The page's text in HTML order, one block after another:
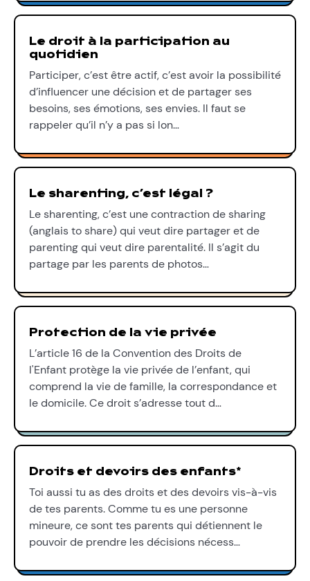
Le droit à la participation au
quotidien
Participer, c’est être actif, c’est avoir la possibilité
d’influencer une décision et de partager ses
besoins, ses émotions, ses envies. Il faut se
rappeler qu’il n’y a pas si lon…
Le sharenting, c’est légal ?
Le sharenting, c’est une contraction de sharing
(anglais to share) qui veut dire partager et de
parenting qui veut dire parentalité. Il s’agit du
partage par les parents de photos…
Protection de la vie privée
L’article 16 de la Convention des Droits de
l'Enfant protège la vie privée de l’enfant, qui
comprend la vie de famille, la correspondance et
le domicile. Ce droit s’adresse tout d…
Droits et devoirs des enfants*
Toi aussi tu as des droits et des devoirs vis-à-vis
de tes parents. Comme tu es une personne
mineure, ce sont tes parents qui détiennent le
pouvoir de prendre les décisions nécess…